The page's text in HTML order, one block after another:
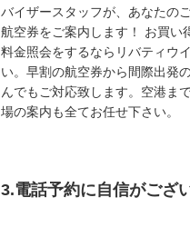
バイザースタッフが、あなたの
航空券をご案内します！ お買い
料金照会をするならリバティウ
い。早割の航空券から間際出発
んでもご対応致します。空港ま
場の案内も全てお任せ下さい。
3.電話予約に自信がござ